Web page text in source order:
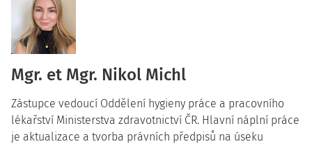
Mgr. et Mgr. Nikol Michl
Zástupce vedoucí Oddělení hygieny práce a pracovního
lékařství Ministerstva zdravotnictví ČR. Hlavní náplní práce
je aktualizace a tvorba právních předpisů na úseku